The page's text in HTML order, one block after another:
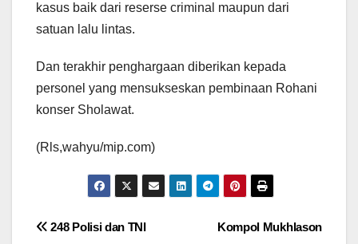
kasus baik dari reserse criminal maupun dari
satuan lalu lintas.
Dan terakhir penghargaan diberikan kepada
personel yang mensukseskan pembinaan Rohani
konser Sholawat.
(Rls,wahyu/mip.com)
Navigasi
Kompol Mukhlason
248 Polisi dan TNI